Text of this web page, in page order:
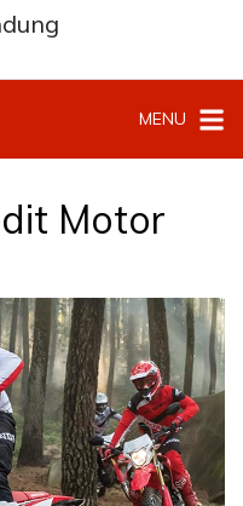
MENU
Motor